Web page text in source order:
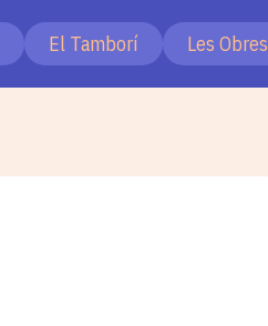
El Tamborí Les Obres